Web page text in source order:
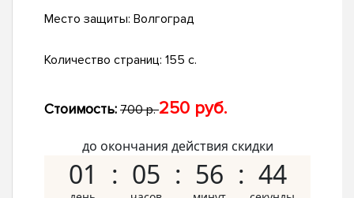
Место защиты: Волгоград
Количество страниц: 155 с.
Стоимость: 700 р.250 руб.
до окончания действия скидки
01 05 56 43